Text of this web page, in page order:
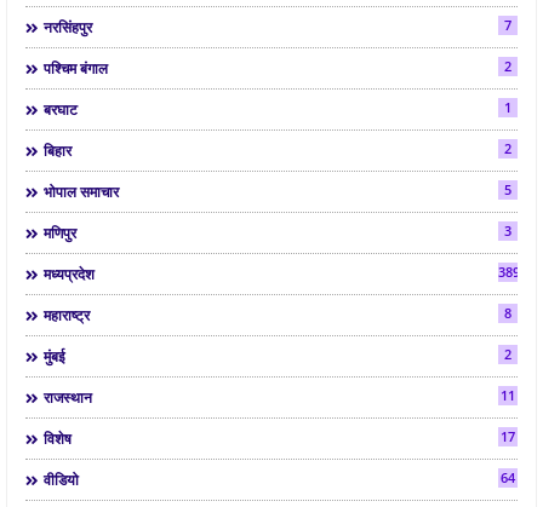
नरसिंहपुर 7
पश्चिम बंगाल 2
बरघाट 1
बिहार 2
भोपाल समाचार 5
मणिपुर 3
मध्यप्रदेश 3892
महाराष्ट्र 8
मुंबई 2
राजस्थान 11
विशेष 17
वीडियो 64